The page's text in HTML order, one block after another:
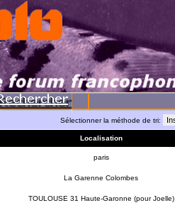
Sélectionner la méthode de tri:
Localisation
paris
La Garenne Colombes
TOULOUSE 31 Haute-Garonne (pour Joelle)